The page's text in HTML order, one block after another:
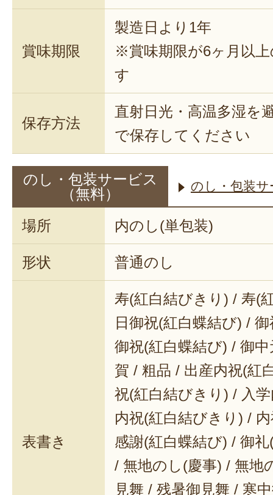
賞味期限
製造日より1年
※賞味期限が6ヶ月以
す
保存方法
直射日光・高温多湿を
で保存してください
のし・包装サービス
（無料）
のし・包装
場所 内のし(単包装)
形状 普通のし
表書き
寿(紅白結びきり) / 寿(
日御祝(紅白蝶結び) /
御祝(紅白蝶結び) / 御
賀 / 粗品 / 出産内祝(紅
祝(紅白結びきり) / 入
内祝(紅白結びきり) /
感謝(紅白蝶結び) / 御
/ 無地のし(慶事) / 無地
見舞 / 残暑御見舞 / 寒